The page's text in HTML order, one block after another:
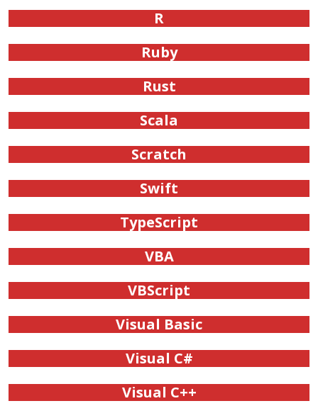
R
Ruby
Rust
Scala
Scratch
Swift
TypeScript
VBA
VBScript
Visual Basic
Visual C#
Visual C++